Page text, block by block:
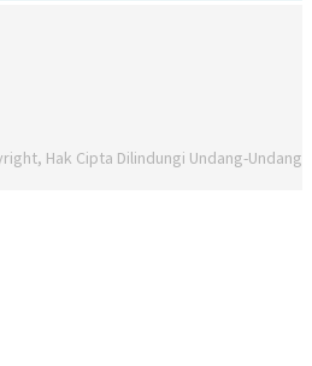
Hak Cipta Dilindungi Undang-Undang